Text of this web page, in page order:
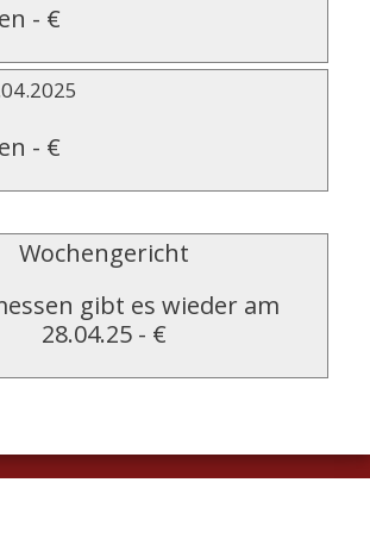
- €
- €
Wochengericht
gibt es wieder am
28.04.25- €